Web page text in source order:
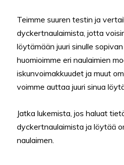
Teimme suuren testin ja
dyckertnaulaimista, jotta
löytämään juuri sinulle
huomioimme eri naulaimien
iskunvoimakkuudet ja muut
voimme auttaa juuri sinua
Jatka lukemista, jos haluat
dyckertnaulaimista ja löytää
naulaimen.